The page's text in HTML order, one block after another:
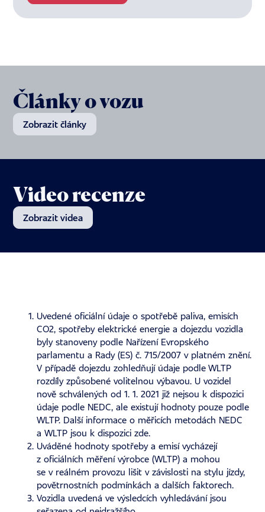
Články o vozu
Zobrazit články
Video recenze
Zobrazit videa
Uvedené oficiální údaje o spotřebě paliva, emisích
CO2, spotřeby elektrické energie a dojezdu vozidla
byly stanoveny podle Nařízení Evropského
parlamentu a Rady (ES) č. 715/2007 v platném znění.
V případě dojezdu zohledňují údaje podle WLTP
rozdíly způsobené volitelnou výbavou. U vozidel
nově schválených od 1. 1. 2021 již nejsou k dispozici
údaje podle NEDC, ale existují hodnoty pouze podle
WLTP. Další informace o měřicích metodách NEDC
a WLTP jsou k dispozicizde.
Uváděné hodnoty spotřeby a emisí vycházejí
z oficiálních měření výrobce (WLTP) a mohou
se v reálném provozu lišit v závislosti na stylu jízdy,
povětrnostních podmínkách a dalších faktorech.
Vozidla uvedená ve výsledcích vyhledávání jsou